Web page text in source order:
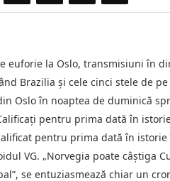
euforie la Oslo, transmisiuni în
Brazilia şi cele cinci stele de
Oslo în noaptea de duminică
pentru prima dată în
pentru prima dată în
VG. „Norvegia poate câştiga
se entuziasmează chiar un